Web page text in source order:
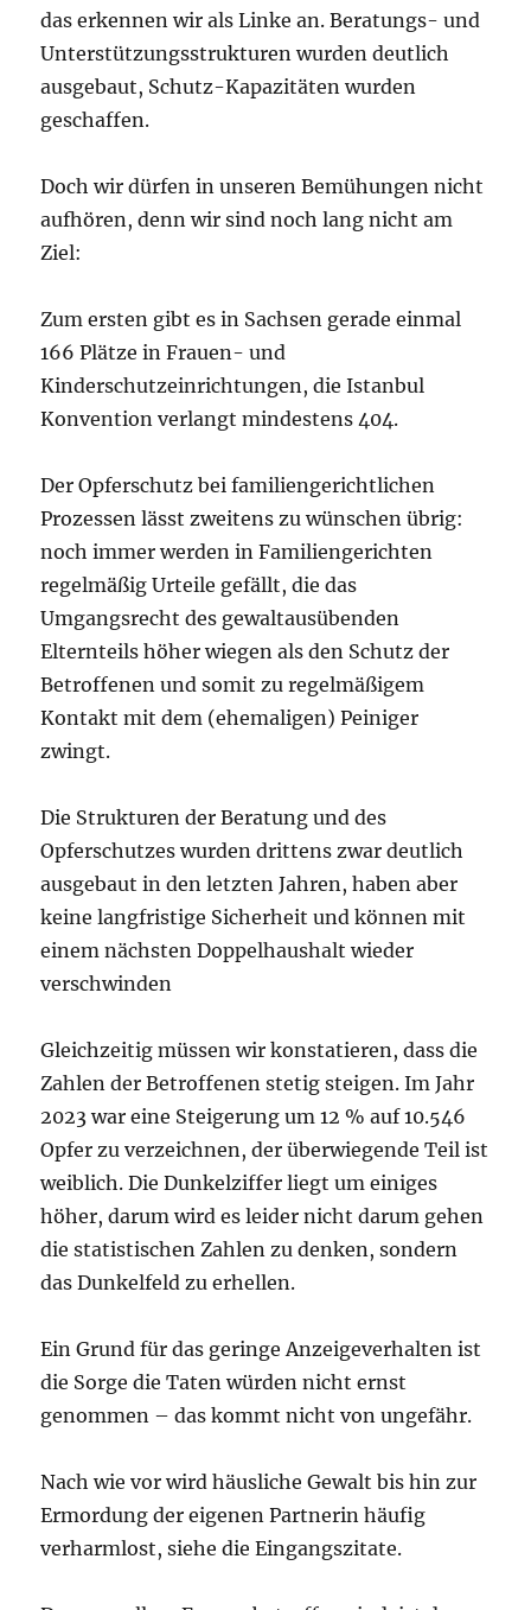
das erkennen wir als Linke an. Beratungs- und
Unterstützungsstrukturen wurden deutlich
ausgebaut, Schutz-Kapazitäten wurden
geschaffen.
Doch wir dürfen in unseren Bemühungen nicht
aufhören, denn wir sind noch lang nicht am
Ziel:
Zum ersten gibt es in Sachsen gerade einmal
166 Plätze in Frauen- und
Kinderschutzeinrichtungen, die Istanbul
Konvention verlangt mindestens 404.
Der Opferschutz bei familiengerichtlichen
Prozessen lässt zweitens zu wünschen übrig:
noch immer werden in Familiengerichten
regelmäßig Urteile gefällt, die das
Umgangsrecht des gewaltausübenden
Elternteils höher wiegen als den Schutz der
Betroffenen und somit zu regelmäßigem
Kontakt mit dem (ehemaligen) Peiniger
zwingt.
Die Strukturen der Beratung und des
Opferschutzes wurden drittens zwar deutlich
ausgebaut in den letzten Jahren, haben aber
keine langfristige Sicherheit und können mit
einem nächsten Doppelhaushalt wieder
verschwinden
Gleichzeitig müssen wir konstatieren, dass die
Zahlen der Betroffenen stetig steigen. Im Jahr
2023 war eine Steigerung um 12 % auf 10.546
Opfer zu verzeichnen, der überwiegende Teil ist
weiblich. Die Dunkelziffer liegt um einiges
höher, darum wird es leider nicht darum gehen
die statistischen Zahlen zu denken, sondern
das Dunkelfeld zu erhellen.
Ein Grund für das geringe Anzeigeverhalten ist
die Sorge die Taten würden nicht ernst
genommen – das kommt nicht von ungefähr.
Nach wie vor wird häusliche Gewalt bis hin zur
Ermordung der eigenen Partnerin häufig
verharmlost, siehe die Eingangszitate.